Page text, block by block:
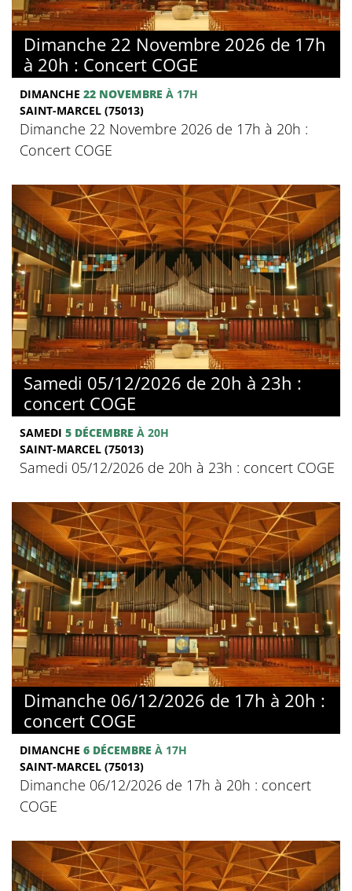
Dimanche 22 Novembre 2026 de 17h
à 20h : Concert COGE
DIMANCHE 22 NOVEMBRE À 17H
SAINT-MARCEL (75013)
Dimanche 22 Novembre 2026 de 17h à 20h :
Concert COGE
Samedi 05/12/2026 de 20h à 23h :
concert COGE
SAMEDI 5 DÉCEMBRE À 20H
SAINT-MARCEL (75013)
Samedi 05/12/2026 de 20h à 23h : concert COGE
Dimanche 06/12/2026 de 17h à 20h :
concert COGE
DIMANCHE 6 DÉCEMBRE À 17H
SAINT-MARCEL (75013)
Dimanche 06/12/2026 de 17h à 20h : concert
COGE